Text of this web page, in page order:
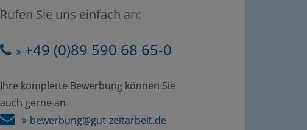
Rufen Sie uns einfach an:
+49 (0)89 590 68 65-0
Ihre komplette Bewerbung können Sie
auch gerne an
bewerbung@gut-zeitarbeit.de